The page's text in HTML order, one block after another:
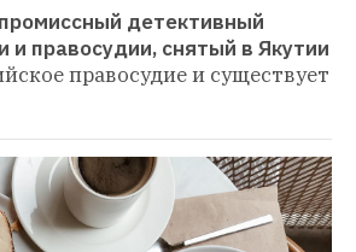
детективный
и правосудии, снятый в Якутии
правосудие и существует